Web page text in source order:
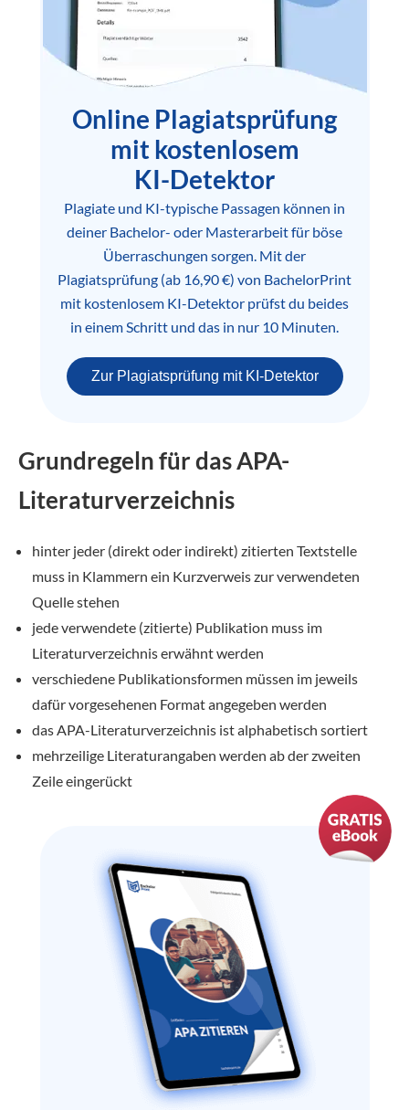
Online Plagiatsprüfung
mit kostenlosem
KI-Detektor
Plagiate und KI-typische Passagen können in
deiner Bachelor- oder Masterarbeit für böse
Überraschungen sorgen. Mit der
Plagiatsprüfung (ab 16,90 €) von BachelorPrint
mit kostenlosem KI-Detektor prüfst du beides
in einem Schritt und das in nur 10 Minuten.
Zur Plagiatsprüfung mit KI-Detektor
Grundregeln für das APA-
Literaturverzeichnis
hinter jeder (direkt oder indirekt) zitierten Textstelle
muss in Klammern ein Kurzverweis zur verwendeten
Quelle stehen
jede verwendete (zitierte) Publikation muss im
Literaturverzeichnis erwähnt werden
verschiedene Publikationsformen müssen im jeweils
dafür vorgesehenen Format angegeben werden
das APA-Literaturverzeichnis ist alphabetisch sortiert
mehrzeilige Literaturangaben werden ab der zweiten
Zeile eingerückt